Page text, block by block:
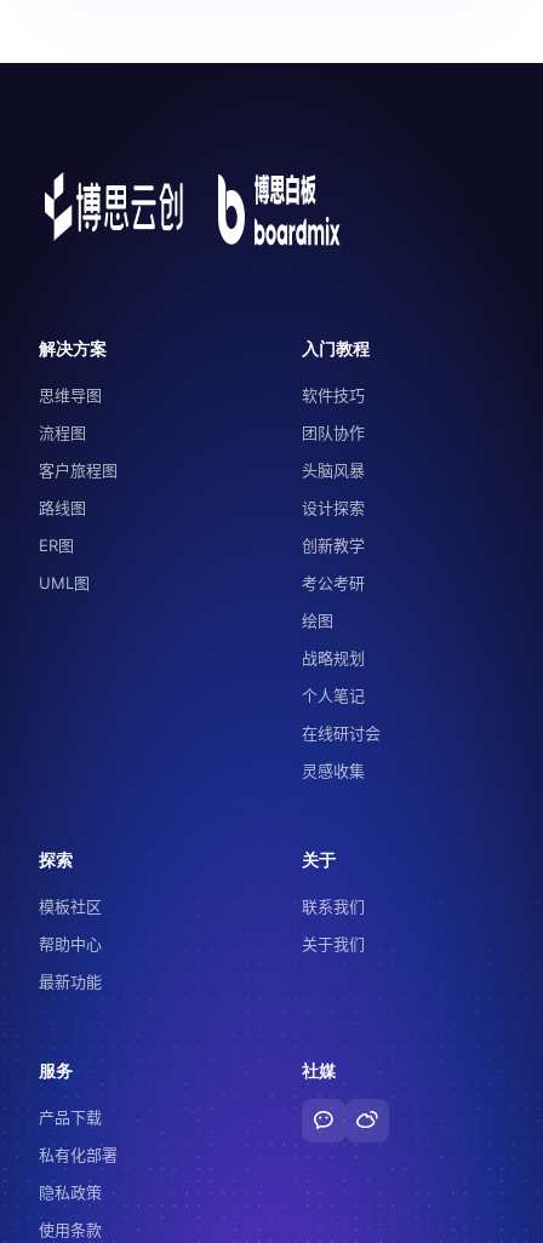
解决方案
思维导图
流程图
客户旅程图
路线图
ER图
UML图
入门教程
软件技巧
团队协作
头脑风暴
设计探索
创新教学
考公考研
绘图
战略规划
个人笔记
在线研讨会
灵感收集
探索
模板社区
帮助中心
最新功能
关于
联系我们
关于我们
服务
产品下载
私有化部署
隐私政策
使用条款
社媒